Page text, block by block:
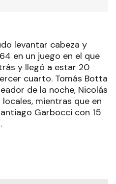
levantar cabeza y
en un juego en el que
y llegó a estar 20
cuarto. Tomás Botta
de la noche, Nicolás
mientras que en
Garbocci con 15